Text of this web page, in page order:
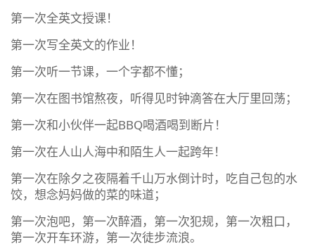
第一次全英文授课！
第一次写全英文的作业！
第一次听一节课，一个字都不懂；
第一次在图书馆熬夜，听得见时钟滴答在大厅里回荡；
第一次和小伙伴一起BBQ喝酒喝到断片！
第一次在人山人海中和陌生人一起跨年！
第一次在除夕之夜隔着千山万水倒计时，吃自己包的水
饺，想念妈妈做的菜的味道；
第一次泡吧，第一次醉酒，第一次犯规，第一次粗口，
第一次开车环游，第一次徒步流浪。